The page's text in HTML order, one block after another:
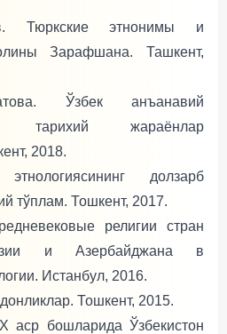
Тюркские этнонимы и
Зарафшана. Ташкент,
Ўзбек анъанавий
тарихий жараёнлар
2018.
долзарб
тўплам. Тошкент, 2017.
религии стран
и Азербайджана в
Истанбул, 2016.
Тошкент, 2015.
бошларида Ўзбекистон